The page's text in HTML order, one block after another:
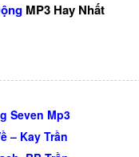
MP3 Hay Nhất
Seven Mp3
– Kay Trần